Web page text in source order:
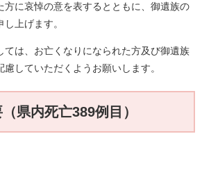
に哀悼の意を表するとともに、御遺族の
上げます。
は、お亡くなりになられた方及び御遺族
していただくようお願いします。
県内死亡389例目）